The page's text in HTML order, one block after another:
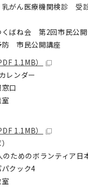
乳がん医療機関検診 受
くばね会 第2回市民公開
防 市民公開講座
1.1MB）
レンダー
口
1.1MB）
ためのボランティア日
クック4